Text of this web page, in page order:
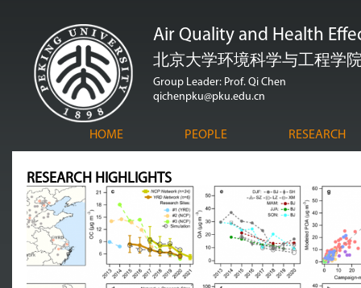
转
到
内
部
分
Air Quality and Health
北京大学环境科学与工程学
Group Leader: Prof. Qi Chen
qichenpku@pku.edu.cn
HOME PEOPLE RESEARCH
RESEARCH HIGHLIGHTS